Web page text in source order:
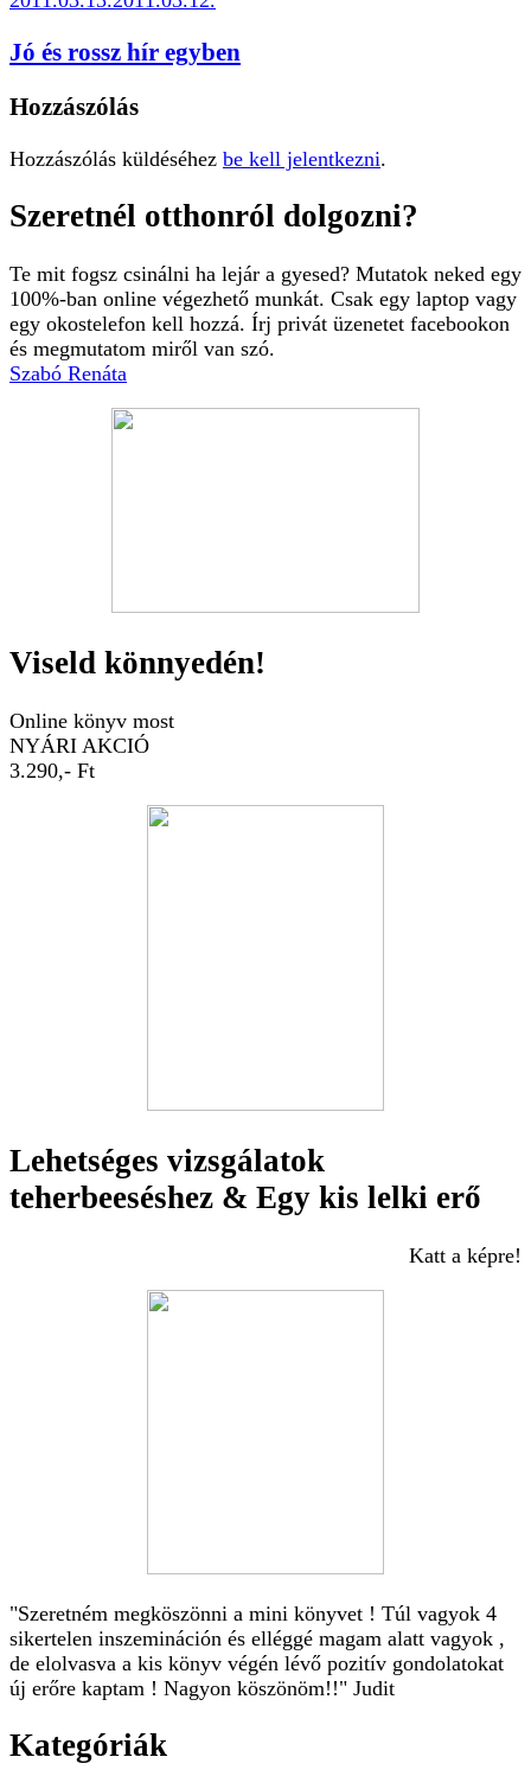
Jó és rossz hír egyben
Hozzászólás
Hozzászólás küldéséhez be kell jelentkezni.
Szeretnél otthonról dolgozni?
Te mit fogsz csinálni ha lejár a gyesed? Mutatok neked egy
100%-ban online végezhető munkát. Csak egy laptop vagy
egy okostelefon kell hozzá. Írj privát üzenetet facebookon
és megmutatom miről van szó.
Szabó Renáta
Viseld könnyedén!
Online könyv most
NYÁRI AKCIÓ
3.290,- Ft
Lehetséges vizsgálatok
teherbeeséshez & Egy kis lelki erő
Katt a képre!
"Szeretném megköszönni a mini könyvet ! Túl vagyok 4
sikertelen inszemináción és elléggé magam alatt vagyok ,
de elolvasva a kis könyv végén lévő pozitív gondolatokat
új erőre kaptam ! Nagyon köszönöm!!" Judit
Kategóriák